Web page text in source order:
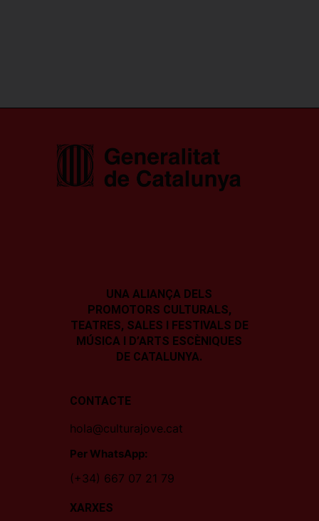
UNA ALIANÇA DELS
PROMOTORS CULTURALS,
TEATRES, SALES I FESTIVALS DE
MÚSICA I D’ARTS ESCÈNIQUES
DE CATALUNYA.
CONTACTE
hola@culturajove.cat
Per WhatsApp:
(+34) 667 07 21 79
XARXES